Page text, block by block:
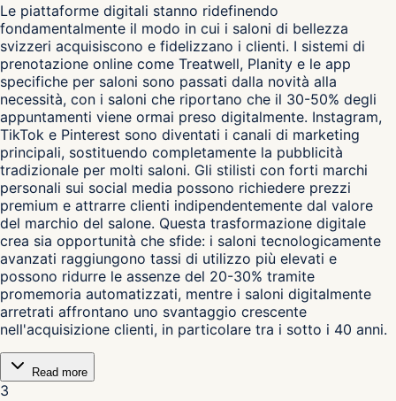
Le piattaforme digitali stanno ridefinendo
fondamentalmente il modo in cui i saloni di bellezza
svizzeri acquisiscono e fidelizzano i clienti. I sistemi di
prenotazione online come Treatwell, Planity e le app
specifiche per saloni sono passati dalla novità alla
necessità, con i saloni che riportano che il 30-50% degli
appuntamenti viene ormai preso digitalmente. Instagram,
TikTok e Pinterest sono diventati i canali di marketing
principali, sostituendo completamente la pubblicità
tradizionale per molti saloni. Gli stilisti con forti marchi
personali sui social media possono richiedere prezzi
premium e attrarre clienti indipendentemente dal valore
del marchio del salone. Questa trasformazione digitale
crea sia opportunità che sfide: i saloni tecnologicamente
avanzati raggiungono tassi di utilizzo più elevati e
possono ridurre le assenze del 20-30% tramite
promemoria automatizzati, mentre i saloni digitalmente
arretrati affrontano uno svantaggio crescente
nell'acquisizione clienti, in particolare tra i sotto i 40 anni.
Read more
3